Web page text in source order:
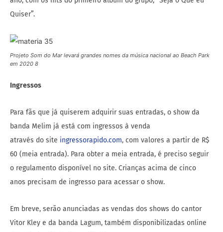
Quiser”.
Projeto Som do Mar levará grandes nomes da música nacional ao Beach Park
em 2020 8
Ingressos
Para fãs que já quiserem adquirir suas entradas, o show da
banda Melim já está com ingressos à venda
através do site ingressorapido.com, com valores a partir de R$
60 (meia entrada). Para obter a meia entrada, é preciso seguir
o regulamento disponível no site. Crianças acima de cinco
anos precisam de ingresso para acessar o show.
Em breve, serão anunciadas as vendas dos shows do cantor
Vitor Kley e da banda Lagum, também disponibilizadas online